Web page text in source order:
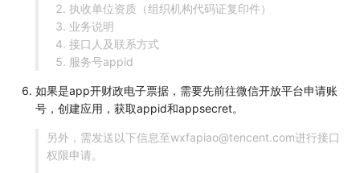
执收单位资质（组织机构代码证复印件）
业务说明
接口人及联系方式
服务号appid
如果是app开财政电子票据，需要先前往微信开放平台申请账
号，创建应用，获取appid和appsecret。
另外，需发送以下信息至wxfapiao@tencent.com进行接口
权限申请。